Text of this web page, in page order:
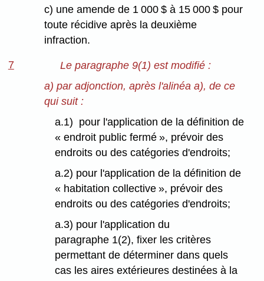
c) une amende de 1 000 $ à 15 000 $ pour
toute récidive après la deuxième
infraction.
7
Le paragraphe 9(1) est modifié :
a) par adjonction, après l'alinéa a), de ce
qui suit :
a.1) pour l'application de la définition de
« endroit public fermé », prévoir des
endroits ou des catégories d'endroits;
a.2) pour l'application de la définition de
« habitation collective », prévoir des
endroits ou des catégories d'endroits;
a.3) pour l'application du
paragraphe 1(2), fixer les critères
permettant de déterminer dans quels
cas les aires extérieures destinées à la